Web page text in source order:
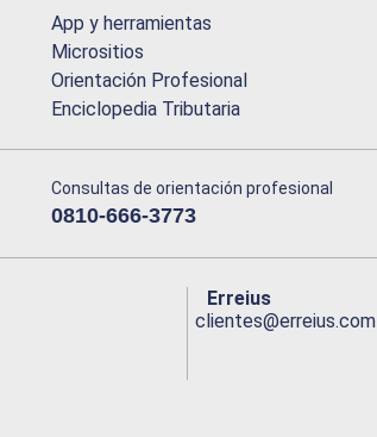
App y herramientas
Micrositios
Orientación Profesional
Enciclopedia Tributaria
Consultas de orientación profesional
0810-666-3773
Erreius
clientes@erreius.com